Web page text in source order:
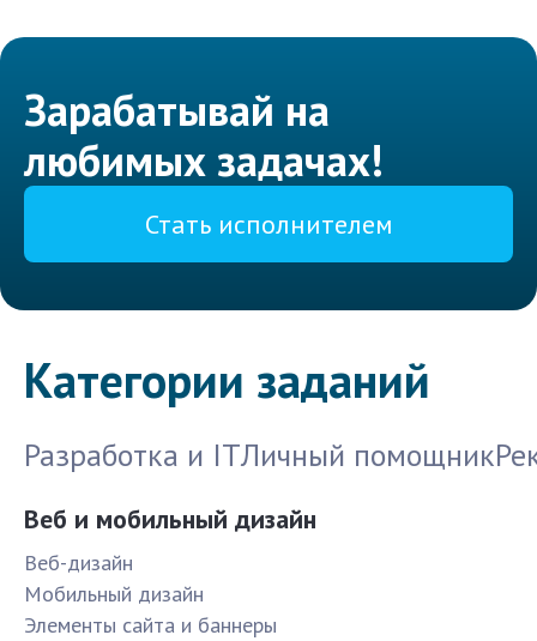
Зарабатывай на
любимых задачах!
Стать исполнителем
Категории заданий
Разработка и ITЛичный помощник
Веб и мобильный дизайн
Веб-дизайн
Мобильный дизайн
Элементы сайта и баннеры